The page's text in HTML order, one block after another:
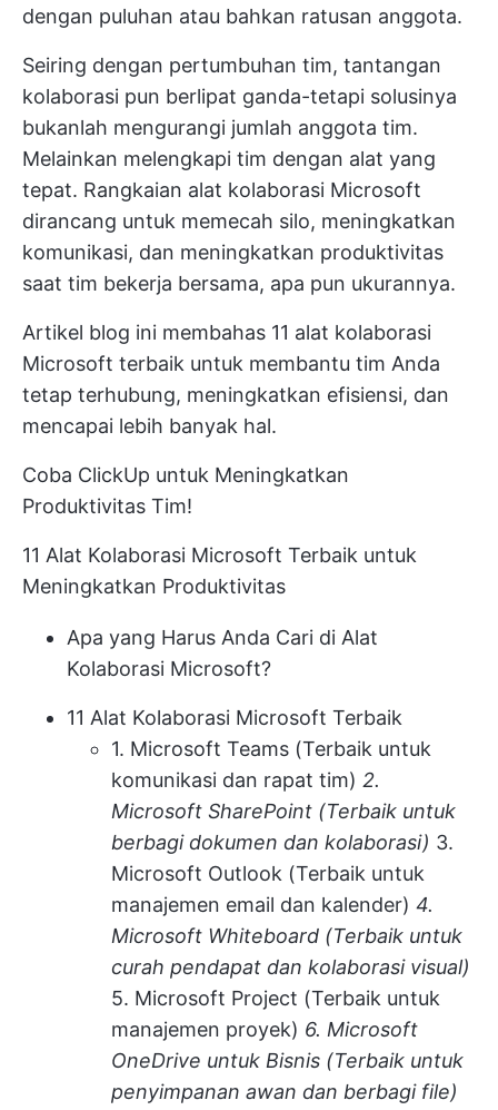
dengan puluhan atau bahkan ratusan anggota.
Seiring dengan pertumbuhan tim, tantangan
kolaborasi pun berlipat ganda-tetapi solusinya
bukanlah mengurangi jumlah anggota tim.
Melainkan melengkapi tim dengan alat yang
tepat. Rangkaian alat kolaborasi Microsoft
dirancang untuk memecah silo, meningkatkan
komunikasi, dan meningkatkan produktivitas
saat tim bekerja bersama, apa pun ukurannya.
Artikel blog ini membahas 11 alat kolaborasi
Microsoft terbaik untuk membantu tim Anda
tetap terhubung, meningkatkan efisiensi, dan
mencapai lebih banyak hal.
Coba ClickUp untuk Meningkatkan
Produktivitas Tim!
11 Alat Kolaborasi Microsoft Terbaik untuk
Meningkatkan Produktivitas
Apa yang Harus Anda Cari di Alat
Kolaborasi Microsoft?
11 Alat Kolaborasi Microsoft Terbaik
1. Microsoft Teams (Terbaik untuk
komunikasi dan rapat tim) 2.
Microsoft SharePoint (Terbaik untuk
berbagi dokumen dan kolaborasi) 3.
Microsoft Outlook (Terbaik untuk
manajemen email dan kalender) 4.
Microsoft Whiteboard (Terbaik untuk
curah pendapat dan kolaborasi visual)
5. Microsoft Project (Terbaik untuk
manajemen proyek) 6. Microsoft
OneDrive untuk Bisnis (Terbaik untuk
penyimpanan awan dan berbagi file)